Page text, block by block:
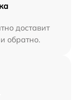
доставит
обратно.